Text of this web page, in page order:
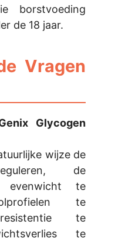
borstvoeding
de 18 jaar.
Vragen
Glycogen
wijze de
de
evenwicht te
te
te
te